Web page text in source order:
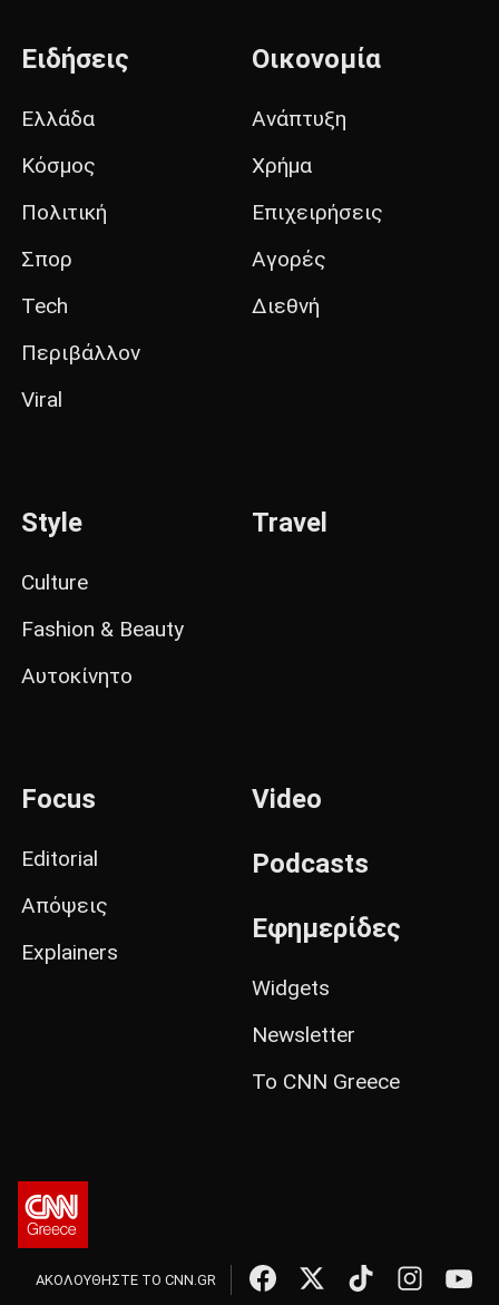
Ειδήσεις
Ελλάδα
Κόσμος
Πολιτική
Σπορ
Tech
Περιβάλλον
Viral
Οικονομία
Ανάπτυξη
Χρήμα
Επιχειρήσεις
Αγορές
Διεθνή
Style
Culture
Fashion & Beauty
Αυτοκίνητο
Travel
Focus
Editorial
Απόψεις
Explainers
Video
Podcasts
Εφημερίδες
Widgets
Newsletter
Το CNN Greece
ΑΚΟΛΟΥΘΗΣΤΕ ΤΟ CNN.GR